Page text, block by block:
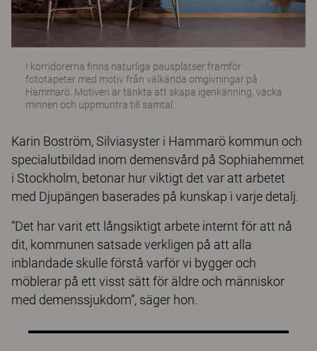
I korridorerna finns naturliga pausplatser framför
fototapeter med motiv från välkända omgivningar på
Hammarö. Motiven är tänkta att skapa igenkänning, väcka
minnen och uppmuntra till samtal.
Karin Boström, Silviasyster i Hammarö kommun och
specialutbildad inom demensvård på Sophiahemmet
i Stockholm, betonar hur viktigt det var att arbetet
med Djupängen baserades på kunskap i varje detalj.
”Det har varit ett långsiktigt arbete internt för att nå
dit, kommunen satsade verkligen på att alla
inblandade skulle förstå varför vi bygger och
möblerar på ett visst sätt för äldre och människor
med demenssjukdom”, säger hon.